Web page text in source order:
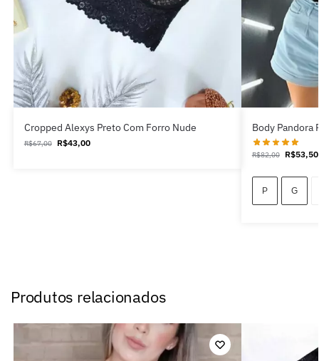
Cropped Alexys Preto Com Forro Nude
R$67,00 R$43,00
Body Pandora
R$82,00 R$53,50
P G
Produtos relacionados